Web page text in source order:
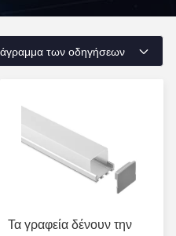
των οδηγήσεων
Τα γραφεία δένουν την